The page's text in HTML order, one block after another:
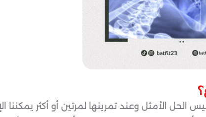
؟
الأمثل وعند تمرينها لمرتين أو أكثر يمكننا